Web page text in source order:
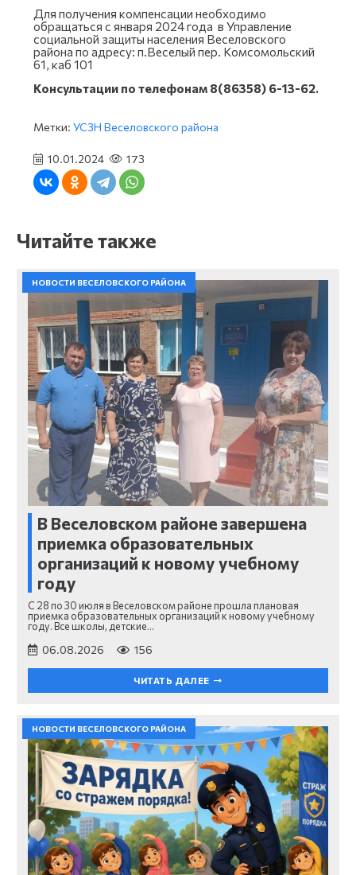
Для получения компенсации необходимо
обращаться с января 2024 года в Управление
социальной защиты населения Веселовского
района по адресу: п.Веселый пер. Комсомольский
61, каб 101
Консультации по телефонам 8(86358) 6-13-62.
Метки: УСЗН Веселовского района
10.01.2024 173
Читайте также
НОВОСТИ ВЕСЕЛОВСКОГО РАЙОНА
В Веселовском районе завершена
приемка образовательных
организаций к новому учебному
году
С 28 по 30 июля в Веселовском районе прошла плановая
приемка образовательных организаций к новому учебному
году. Все школы, детские…
06.08.2026 156
ЧИТАТЬ ДАЛЕЕ
НОВОСТИ ВЕСЕЛОВСКОГО РАЙОНА